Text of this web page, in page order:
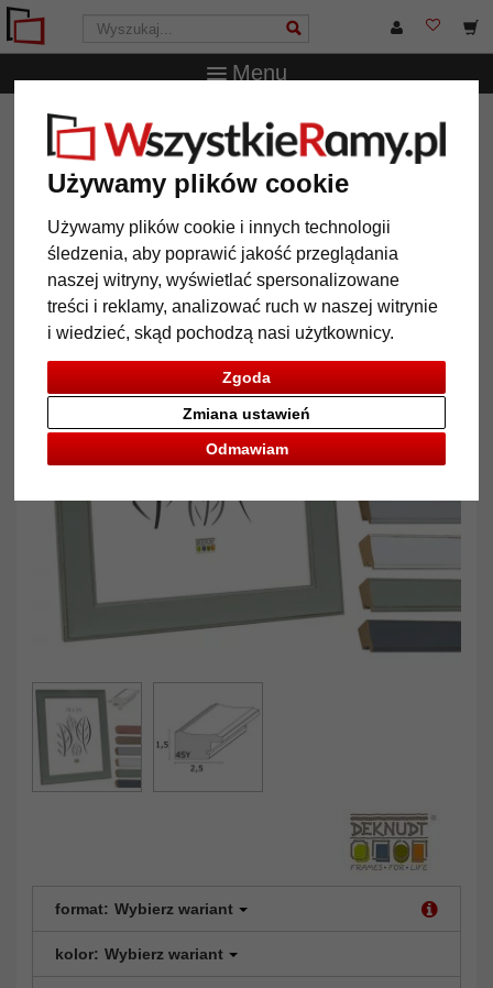
Używamy plików cookie
Używamy plików cookie i innych technologii
śledzenia, aby poprawić jakość przeglądania
naszej witryny, wyświetlać spersonalizowane
treści i reklamy, analizować ruch w naszej witrynie
i wiedzieć, skąd pochodzą nasi użytkownicy.
Zgoda
Odmawiam
Zmiana ustawień
Menu
WszystkieRamy.pl Wielkość ramy
10x15 cm
Drewniana rama do obrazu Timeo
Drewniana rama do obrazu Timeo
Powrót
format: Wybierz wariant
kolor: Wybierz wariant